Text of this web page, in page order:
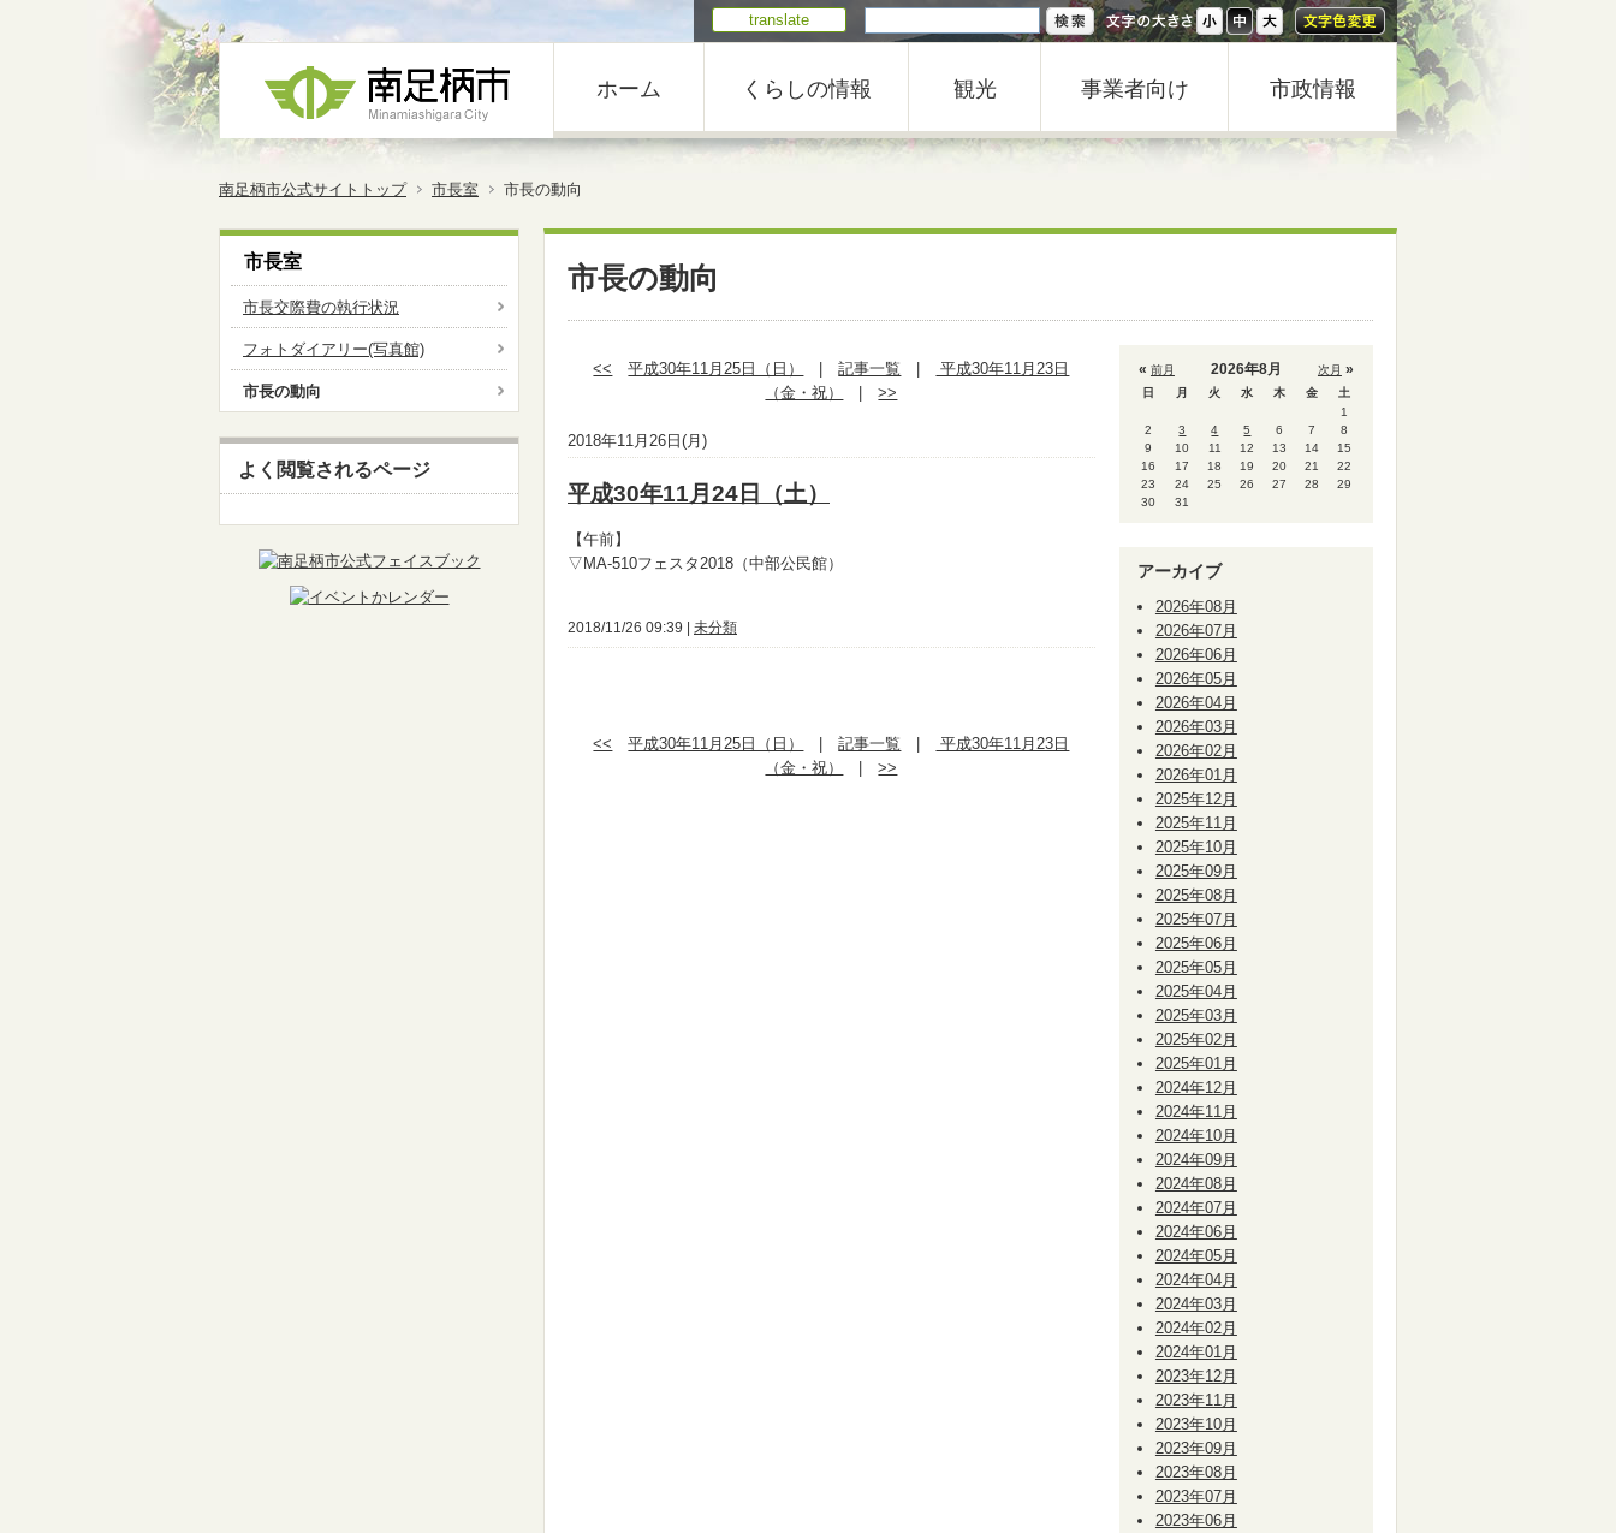
translate
ホーム くらしの情報 観光 事業者向け 市政情報
南足柄市公式サイトトップ 市長室 市長の動向
市長の動向
<< 平成30年11月25日（日） |記事一覧
平成30年11月23日
（金・祝）
|>>
2018年11月26日(月)
平成30年11月24日（土）
【午前】
▽MA-510フェスタ2018（中部公民館）
2018/11/26 09:39 | 未分類
<< 平成30年11月25日（日） |記事一覧
平成30年11月23日
（金・祝）
|>>
« 前月 次月 »
2026年8月
日 月 火 水 木 金
土
1
2
3 4 5 6 7
8
9
10 11 12 13 14
15
16
17 18 19 20 21
22
23
24 25 26 27 28
29
30
31
アーカイブ
2026年08月
2026年07月
2026年06月
2026年05月
2026年04月
2026年03月
2026年02月
2026年01月
2025年12月
2025年11月
2025年10月
2025年09月
2025年08月
2025年07月
2025年06月
2025年05月
2025年04月
2025年03月
2025年02月
2025年01月
2024年12月
2024年11月
2024年10月
2024年09月
2024年08月
2024年07月
2024年06月
2024年05月
2024年04月
2024年03月
2024年02月
2024年01月
2023年12月
2023年11月
2023年10月
2023年09月
2023年08月
2023年07月
2023年06月
市長室
市長交際費の執行状況
フォトダイアリー(写真館)
市長の動向
よく閲覧されるページ